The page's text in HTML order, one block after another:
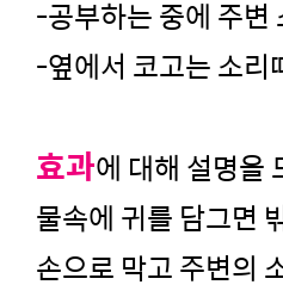
-공부하는 중에 주변
-옆에서 코고는 소리
효과에 대해 설명을
물속에 귀를 담그면
손으로 막고 주변의